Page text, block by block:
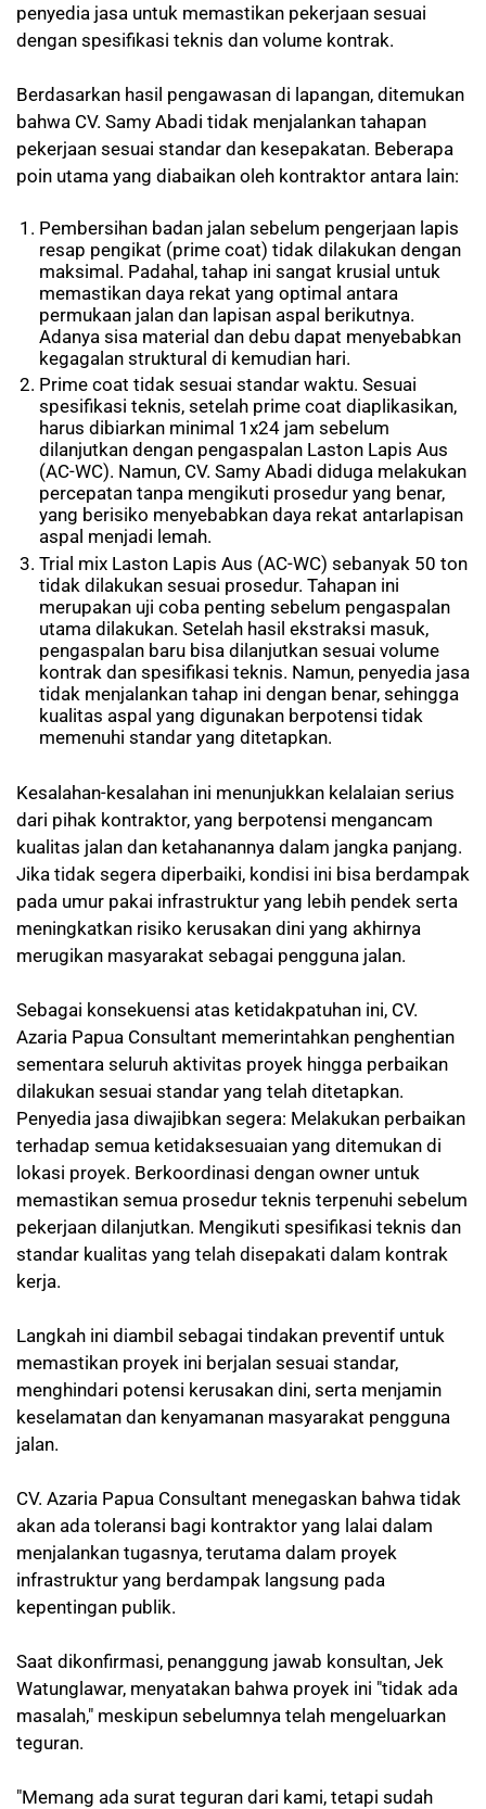
penyedia jasa untuk memastikan pekerjaan sesuai
dengan spesifikasi teknis dan volume kontrak.
Berdasarkan hasil pengawasan di lapangan, ditemukan
bahwa CV. Samy Abadi tidak menjalankan tahapan
pekerjaan sesuai standar dan kesepakatan. Beberapa
poin utama yang diabaikan oleh kontraktor antara lain:
Pembersihan badan jalan sebelum pengerjaan lapis
resap pengikat (prime coat) tidak dilakukan dengan
maksimal. Padahal, tahap ini sangat krusial untuk
memastikan daya rekat yang optimal antara
permukaan jalan dan lapisan aspal berikutnya.
Adanya sisa material dan debu dapat menyebabkan
kegagalan struktural di kemudian hari.
Prime coat tidak sesuai standar waktu. Sesuai
spesifikasi teknis, setelah prime coat diaplikasikan,
harus dibiarkan minimal 1x24 jam sebelum
dilanjutkan dengan pengaspalan Laston Lapis Aus
(AC-WC). Namun, CV. Samy Abadi diduga melakukan
percepatan tanpa mengikuti prosedur yang benar,
yang berisiko menyebabkan daya rekat antarlapisan
aspal menjadi lemah.
Trial mix Laston Lapis Aus (AC-WC) sebanyak 50 ton
tidak dilakukan sesuai prosedur. Tahapan ini
merupakan uji coba penting sebelum pengaspalan
utama dilakukan. Setelah hasil ekstraksi masuk,
pengaspalan baru bisa dilanjutkan sesuai volume
kontrak dan spesifikasi teknis. Namun, penyedia jasa
tidak menjalankan tahap ini dengan benar, sehingga
kualitas aspal yang digunakan berpotensi tidak
memenuhi standar yang ditetapkan.
Kesalahan-kesalahan ini menunjukkan kelalaian serius
dari pihak kontraktor, yang berpotensi mengancam
kualitas jalan dan ketahanannya dalam jangka panjang.
Jika tidak segera diperbaiki, kondisi ini bisa berdampak
pada umur pakai infrastruktur yang lebih pendek serta
meningkatkan risiko kerusakan dini yang akhirnya
merugikan masyarakat sebagai pengguna jalan.
Sebagai konsekuensi atas ketidakpatuhan ini, CV.
Azaria Papua Consultant memerintahkan penghentian
sementara seluruh aktivitas proyek hingga perbaikan
dilakukan sesuai standar yang telah ditetapkan.
Penyedia jasa diwajibkan segera: Melakukan perbaikan
terhadap semua ketidaksesuaian yang ditemukan di
lokasi proyek. Berkoordinasi dengan owner untuk
memastikan semua prosedur teknis terpenuhi sebelum
pekerjaan dilanjutkan. Mengikuti spesifikasi teknis dan
standar kualitas yang telah disepakati dalam kontrak
kerja.
Langkah ini diambil sebagai tindakan preventif untuk
memastikan proyek ini berjalan sesuai standar,
menghindari potensi kerusakan dini, serta menjamin
keselamatan dan kenyamanan masyarakat pengguna
jalan.
CV. Azaria Papua Consultant menegaskan bahwa tidak
akan ada toleransi bagi kontraktor yang lalai dalam
menjalankan tugasnya, terutama dalam proyek
infrastruktur yang berdampak langsung pada
kepentingan publik.
Saat dikonfirmasi, penanggung jawab konsultan, Jek
Watunglawar, menyatakan bahwa proyek ini "tidak ada
masalah," meskipun sebelumnya telah mengeluarkan
teguran.
"Memang ada surat teguran dari kami, tetapi sudah